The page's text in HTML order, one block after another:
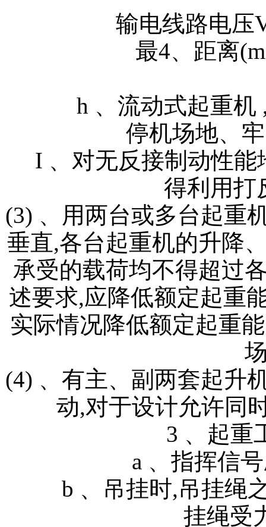
输电线路电压
最4、距离
h 、流动式起重机 ,
停机场地、
I 、对无反接制动性能
得利用打
(3) 、用两台或多台起重
垂直,各台起重机的升降
承受的载荷均不得超过
述要求,应降低额定起重
实际情况降低额定起重
(4) 、有主、副两套起升
动,对于设计允许同
3 、起重
a 、指挥信
b 、吊挂时,吊挂绳之
挂绳